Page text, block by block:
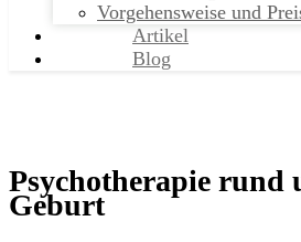
Vorgehensweise und
Artikel
Blog
Psychotherapie rund
Geburt